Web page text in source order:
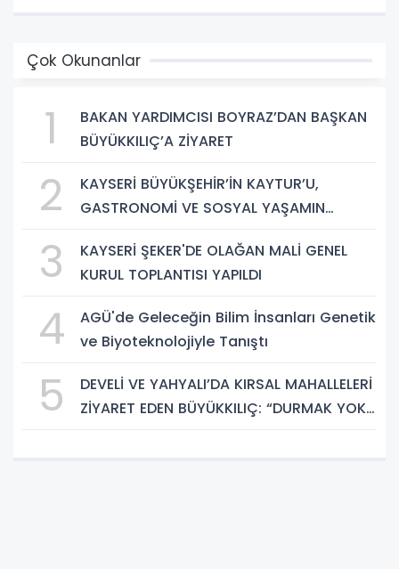
Çok Okunanlar
1
BAKAN YARDIMCISI BOYRAZ’DAN BAŞKAN
BÜYÜKKILIÇ’A ZİYARET
2
KAYSERİ BÜYÜKŞEHİR’İN KAYTUR’U,
GASTRONOMİ VE SOSYAL YAŞAMIN
3
KAYSERİ ŞEKER'DE OLAĞAN MALİ GENEL
KURUL TOPLANTISI YAPILDI
4
AGÜ'de Geleceğin Bilim İnsanları Genetik
ve Biyoteknolojiyle Tanıştı
5
DEVELİ VE YAHYALI’DA KIRSAL MAHALLELERİ
ZİYARET EDEN BÜYÜKKILIÇ: “DURMAK YOK.